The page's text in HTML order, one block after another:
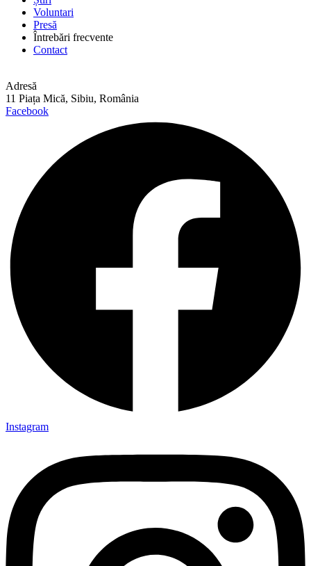
Voluntari
Presă
Întrebări frecvente
Contact
Adresă
11 Piața Mică, Sibiu, România
Facebook
Instagram